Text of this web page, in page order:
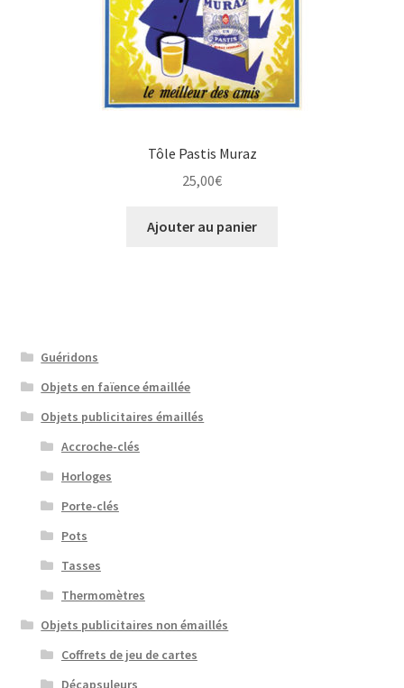
Tôle Pastis Muraz
25,00€
Ajouter au panier
Guéridons
Objets en faïence émaillée
Objets publicitaires émaillés
Accroche-clés
Horloges
Porte-clés
Pots
Tasses
Thermomètres
Objets publicitaires non émaillés
Coffrets de jeu de cartes
Décapsuleurs